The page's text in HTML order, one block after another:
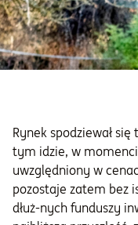
Rynek spodziewał się
tym idzie, w
uwzględniony w
pozostaje zatem bez
dłuż-nych funduszy